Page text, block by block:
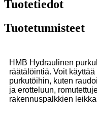
Tuotetiedot
Tuotetunnisteet
HMB Hydraulinen
räätälöintiä. Voit
purkutöihin, kuten
ja erotteluun,
rakennuspalkkien